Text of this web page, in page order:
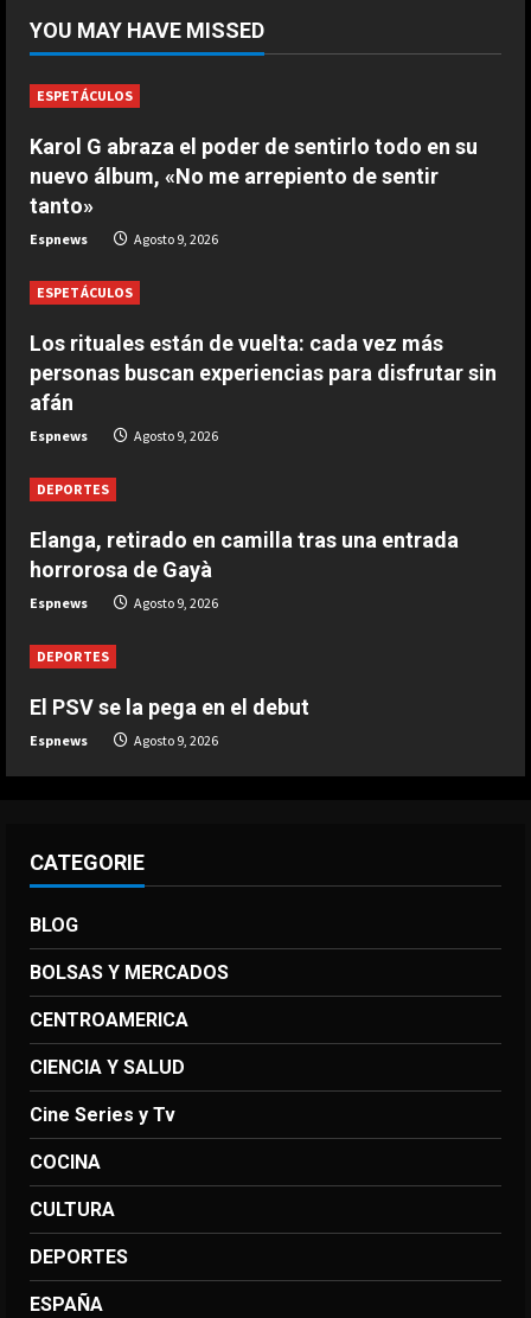
2
DEPORTES
Osimhen la lía ante el Villarreal: le
Agosto 9, 2026
El PSV se la pega en el debut
4
DEPORTES
Elanga, retirado en camilla tras una
Agosto 9, 2026
5
al Chelsea de Xabi Alonso tras dos
derrotas
Agosto 9, 2026
YOU MAY HAVE MISSED
ESPETÁCULOS
Karol G abraza el poder de sentirlo todo en su
nuevo álbum, «No me arrepiento de sentir
tanto»
Espnews Agosto 9, 2026
ESPETÁCULOS
Los rituales están de vuelta: cada vez más
personas buscan experiencias para disfrutar sin
afán
Espnews Agosto 9, 2026
DEPORTES
Elanga, retirado en camilla tras una entrada
horrorosa de Gayà
Espnews Agosto 9, 2026
DEPORTES
El PSV se la pega en el debut
Espnews Agosto 9, 2026
CATEGORIE
BLOG
BOLSAS Y MERCADOS
CENTROAMERICA
CIENCIA Y SALUD
Cine Series y Tv
COCINA
CULTURA
DEPORTES
ESPAÑA